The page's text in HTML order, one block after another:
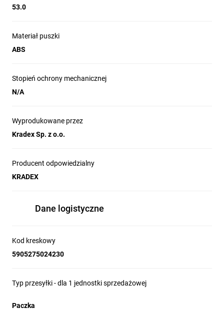
53.0
Materiał puszki
ABS
Stopień ochrony mechanicznej
N/A
Wyprodukowane przez
Kradex Sp. z o.o.
Producent odpowiedzialny
KRADEX
Dane logistyczne
Kod kreskowy
5905275024230
Typ przesyłki - dla 1 jednostki sprzedażowej
Paczka